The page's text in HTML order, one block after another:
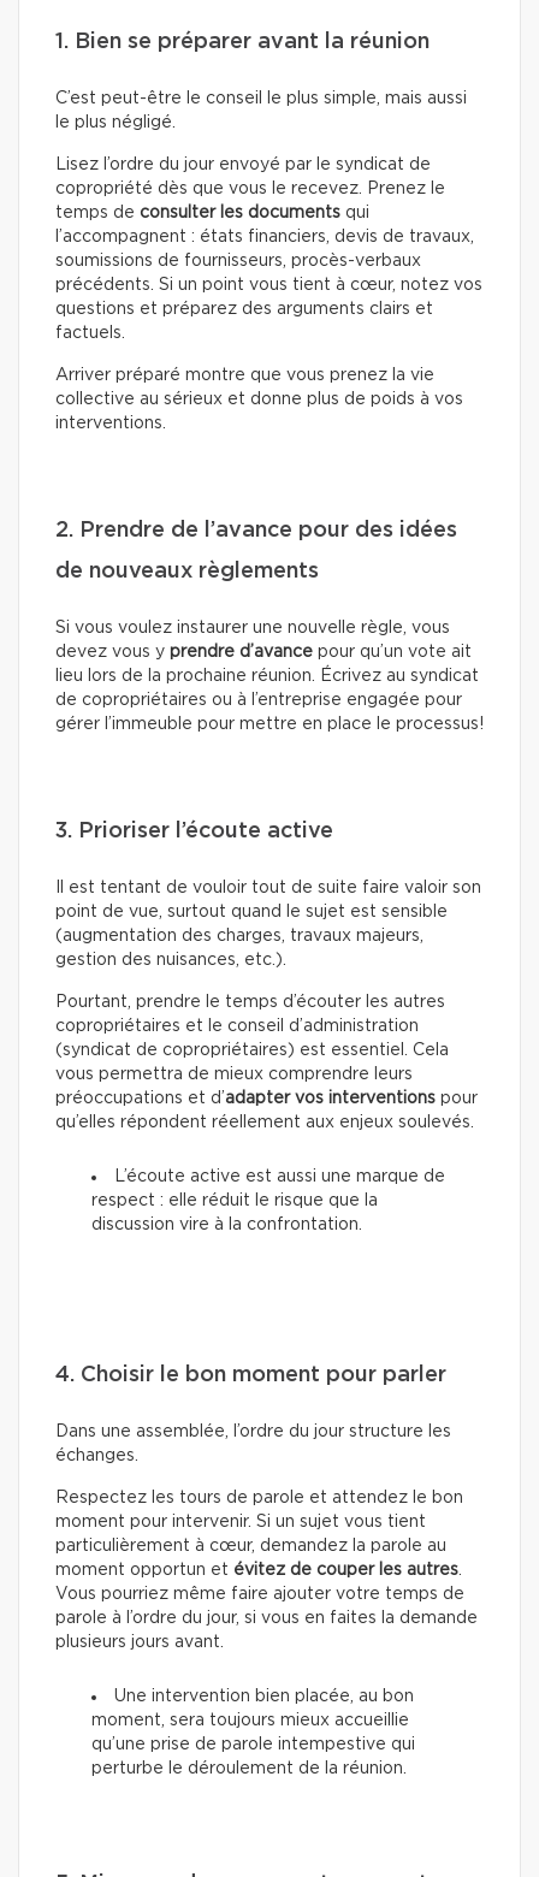
1. Bien se préparer avant la réunion
C’est peut-être le conseil le plus simple, mais aussi
le plus négligé.
Lisez l’ordre du jour envoyé par le syndicat de
copropriété dès que vous le recevez. Prenez le
temps de consulter les documents qui
l’accompagnent : états financiers, devis de travaux,
soumissions de fournisseurs, procès-verbaux
précédents. Si un point vous tient à cœur, notez vos
questions et préparez des arguments clairs et
factuels.
Arriver préparé montre que vous prenez la vie
collective au sérieux et donne plus de poids à vos
interventions.
2. Prendre de l’avance pour des idées
de nouveaux règlements
Si vous voulez instaurer une nouvelle règle, vous
devez vous y prendre d’avance pour qu’un vote ait
lieu lors de la prochaine réunion. Écrivez au syndicat
de copropriétaires ou à l’entreprise engagée pour
gérer l’immeuble pour mettre en place le processus!
3. Prioriser l’écoute active
Il est tentant de vouloir tout de suite faire valoir son
point de vue, surtout quand le sujet est sensible
(augmentation des charges, travaux majeurs,
gestion des nuisances, etc.).
Pourtant, prendre le temps d’écouter les autres
copropriétaires et le conseil d’administration
(syndicat de copropriétaires) est essentiel. Cela
vous permettra de mieux comprendre leurs
préoccupations et d’adapter vos interventions pour
qu’elles répondent réellement aux enjeux soulevés.
L’écoute active est aussi une marque de
respect : elle réduit le risque que la
discussion vire à la confrontation.
4. Choisir le bon moment pour parler
Dans une assemblée, l’ordre du jour structure les
échanges.
Respectez les tours de parole et attendez le bon
moment pour intervenir. Si un sujet vous tient
particulièrement à cœur, demandez la parole au
moment opportun et évitez de couper les autres
Vous pourriez même faire ajouter votre temps de
parole à l’ordre du jour, si vous en faites la demande
plusieurs jours avant.
Une intervention bien placée, au bon
moment, sera toujours mieux accueillie
qu’une prise de parole intempestive qui
perturbe le déroulement de la réunion.